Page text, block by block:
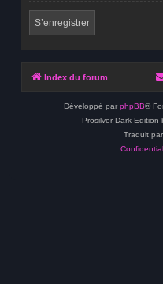
S’enregistrer
Index du forum
Développé par phpBB®
Prosilver Dark Edition
Traduit par